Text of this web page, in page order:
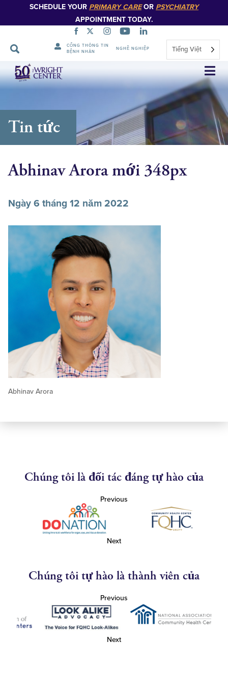
SCHEDULE YOUR PRIMARY CAREOR PSYCHIATRY
APPOINTMENT TODAY.
CỔNG THÔNG TIN
BỆNH NHÂN
NGHỀ NGHIỆP Tiếng Việt
Bỏ
qua
điều
Tin tức
Abhinav Arora mới 348px
Ngày 6 tháng 12 năm 2022
Abhinav Arora
Chúng tôi là đối tác đáng tự hào của
Previous
Next
Chúng tôi tự hào là thành viên của
Previous
Next